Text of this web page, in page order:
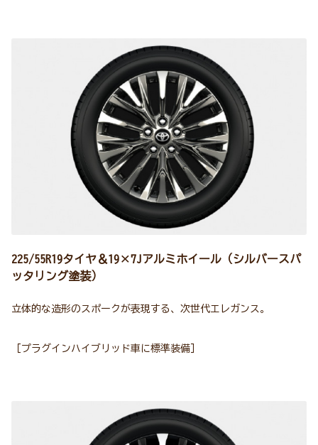
225/55R19タイヤ＆19×7Jアルミホイール（シルバースパ
ッタリング塗装）
立体的な造形のスポークが表現する、次世代エレガンス。
［プラグインハイブリッド車に標準装備］